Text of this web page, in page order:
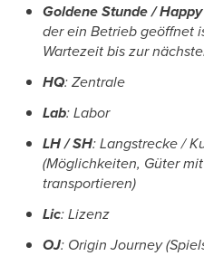
Goldene Stunde /
der ein Betrieb geöffnet
Wartezeit bis zur
HQ: Zentrale
Lab: Labor
LH / SH: Langstrecke /
(Möglichkeiten, Güter
transportieren)
Lic: Lizenz
OJ: Origin Journey